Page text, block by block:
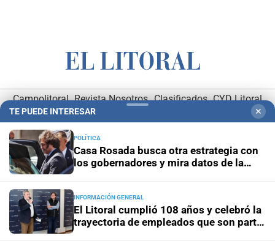
Campolitoral Revista Nosotros Clasificados CYD Litoral
Puerto Negocios
Notife
Hemeroteca Digital (1930-1979)
TE PUEDE INTERESAR ✕
POLÍTICA
Casa Rosada busca otra estrategia con
los gobernadores y mira datos de la
INFORMACIÓN GENERAL
El Litoral cumplió 108 años y celebró la
trayectoria de empleados que son parte